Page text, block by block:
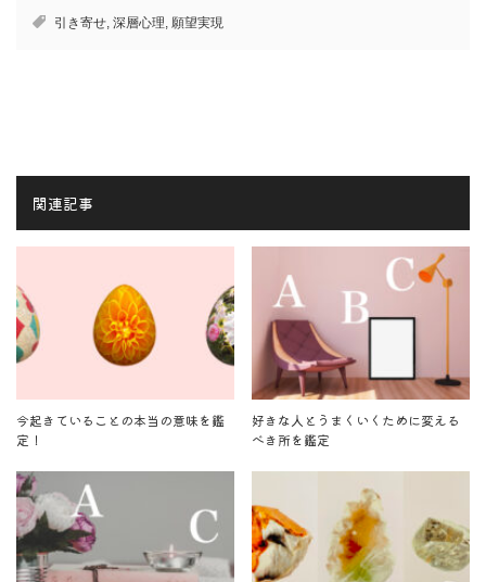
引き寄せ 深層心理 願望実現
関連記事
今起きていることの本当の意味を鑑
定！
好きな人とうまくいくために変える
べき所を鑑定